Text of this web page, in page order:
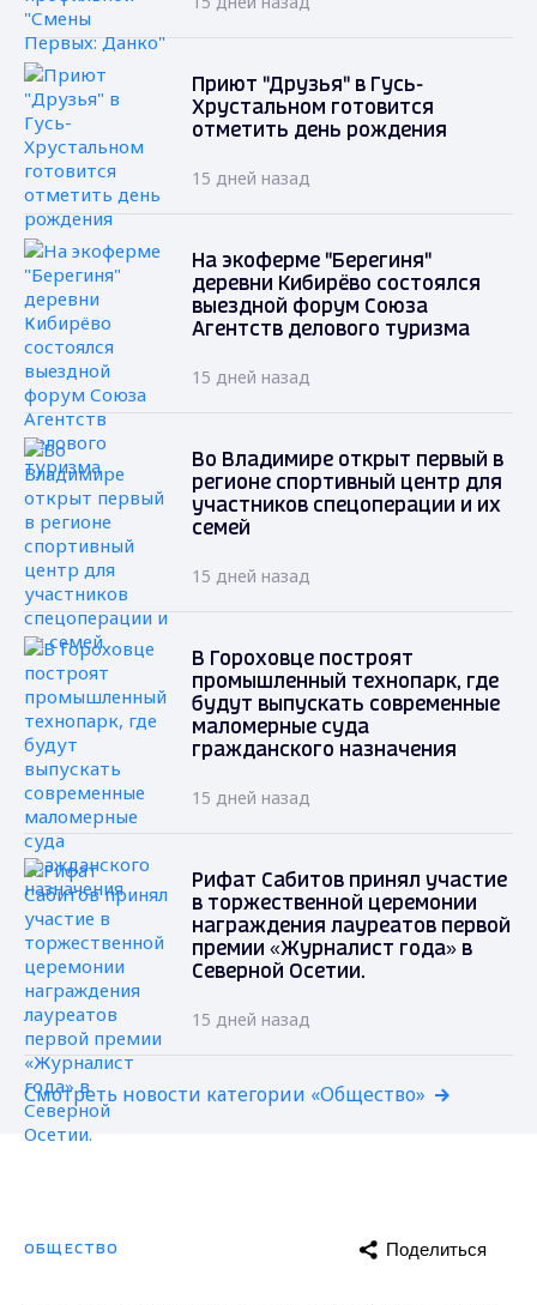
Приют "Друзья" в Гусь-
Хрустальном готовится
отметить день рождения
15 дней назад
На экоферме "Берегиня"
деревни Кибирёво состоялся
выездной форум Союза
Агентств делового туризма
15 дней назад
Во Владимире открыт первый в
регионе спортивный центр для
участников спецоперации и их
семей
15 дней назад
В Гороховце построят
промышленный технопарк, где
будут выпускать современные
маломерные суда
гражданского назначения
15 дней назад
Рифат Сабитов принял участие
в торжественной церемонии
награждения лауреатов первой
премии «Журналист года» в
Северной Осетии.
15 дней назад
Смотреть новости категории «Общество»
ОБЩЕСТВО Поделиться